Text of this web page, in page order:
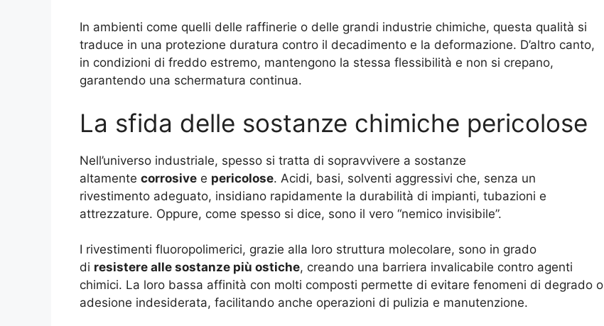
In ambienti come quelli delle raffinerie o delle grandi industrie chimiche, questa qualità si
traduce in una protezione duratura contro il decadimento e la deformazione. D’altro canto,
in condizioni di freddo estremo, mantengono la stessa flessibilità e non si crepano,
garantendo una schermatura continua.
La sfida delle sostanze chimiche pericolose
Nell’universo industriale, spesso si tratta di sopravvivere a sostanze
altamente corrosive e pericolose. Acidi, basi, solventi aggressivi che, senza un
rivestimento adeguato, insidiano rapidamente la durabilità di impianti, tubazioni e
attrezzature. Oppure, come spesso si dice, sono il vero “nemico invisibile”.
I rivestimenti fluoropolimerici, grazie alla loro struttura molecolare, sono in grado
di resistere alle sostanze più ostiche, creando una barriera invalicabile contro agenti
chimici. La loro bassa affinità con molti composti permette di evitare fenomeni di degrado o
adesione indesiderata, facilitando anche operazioni di pulizia e manutenzione.